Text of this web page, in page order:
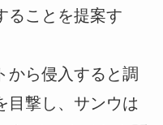
ることを提案す
から侵入すると調
目撃し、サンウは